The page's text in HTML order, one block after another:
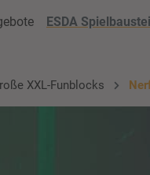
springenESDA
XXL-Funblocks